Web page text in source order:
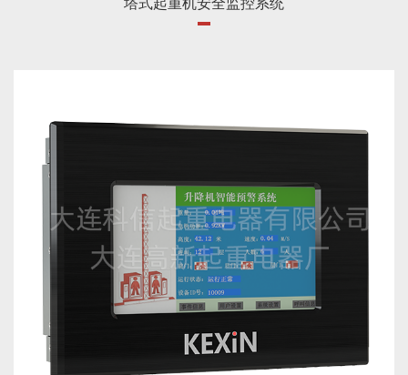
塔式起重机安全监控系统